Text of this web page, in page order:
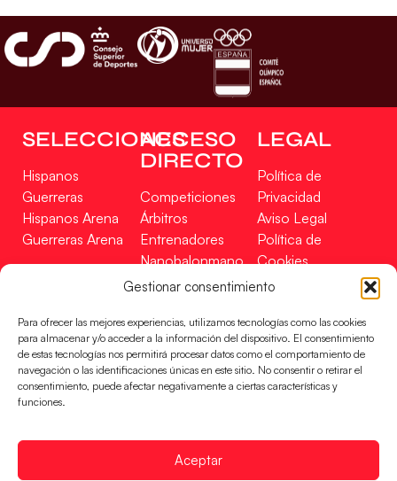
Gestionar consentimiento
Para ofrecer las mejores experiencias, utilizamos tecnologías como las cookies
para almacenar y/o acceder a la información del dispositivo. El consentimiento
de estas tecnologías nos permitirá procesar datos como el comportamiento de
navegación o las identificaciones únicas en este sitio. No consentir o retirar el
consentimiento, puede afectar negativamente a ciertas características y
funciones.
Aceptar
SELECCIONES
Hispanos
Guerreras
Hispanos Arena
Guerreras Arena
ACCESO
DIRECTO
Competiciones
Árbitros
Entrenadores
Nanobalonmano
Tienda
LEGAL
Política de
Privacidad
Aviso Legal
Política de
Cookies
Mapa Web
Incidencias
CONTACTO
EN
FINANCIADO